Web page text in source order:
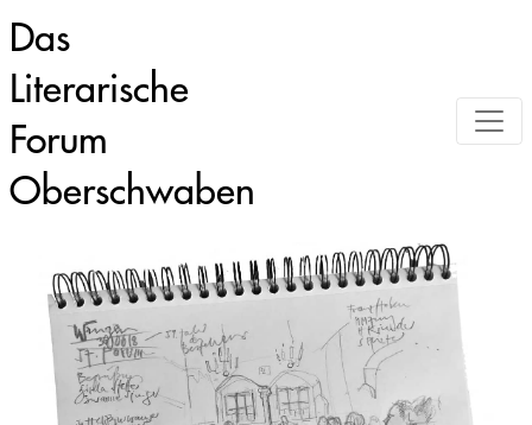
Das
Literarische
Forum
Oberschwaben